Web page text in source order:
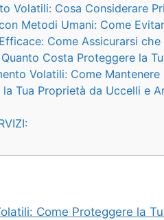
Volatili: Cosa Considerare
Metodi Umani: Come
Come Assicurarsi che
Costa Proteggere la
Volatili: Come
Tua Proprietà da Uccelli e
Come Proteggere la